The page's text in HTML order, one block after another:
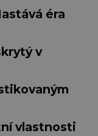
éra
v
vlastnosti